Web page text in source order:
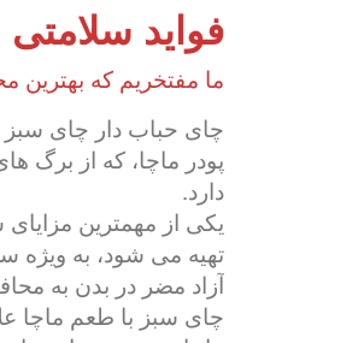
فواید سلامتی
ما مفتخریم که بهترین
چای حباب دار چای سبز
پودر ماچا، که از برگ
دارد.
یکی از مهمترین
تهیه می شود، به ویژه
آزاد مضر در بدن به
چای سبز با طعم ماچا